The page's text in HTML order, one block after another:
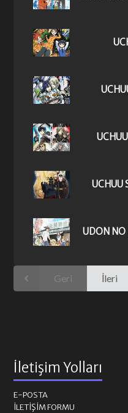
UCHUU
UDON NO
Geri İleri
İletişim Yolları
E-POSTA
İLETIŞIM FORMU